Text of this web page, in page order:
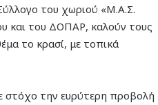
του χωριού «Μ.Α.Σ.
και του ΔΟΠΑΡ, καλούν τους
το κρασί, με τοπικά
στόχο την ευρύτερη προβολή